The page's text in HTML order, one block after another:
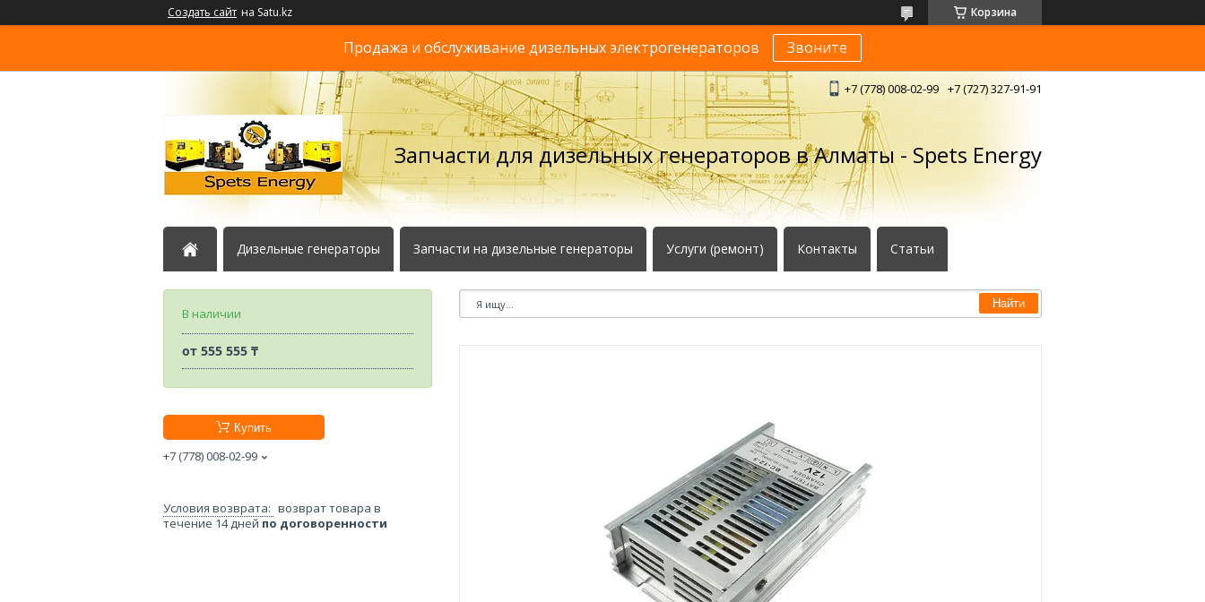
Создать сайт на Satu.kz Корзина
Продажа и обслуживание дизельных электрогенераторов Звоните
+7 (778) 008-02-99 +7 (727) 327-91-91
Запчасти для дизельных генераторов в Алматы - Spets Energy
Дизельные генераторы Запчасти на дизельные генераторы Услуги (ремонт) Контакты Статьи
Найти
В наличии
от 555 555 ₸
Купить
+7 (778) 008-02-99
возврат товара в
течение 14 дней по договоренности